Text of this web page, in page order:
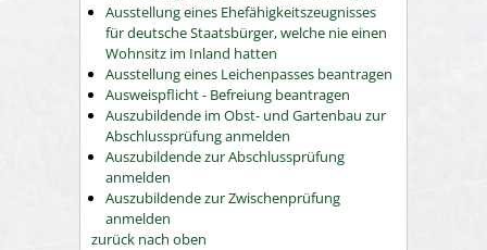
Ausstellung eines Ehefähigkeitszeugnisses
für deutsche Staatsbürger, welche nie einen
Wohnsitz im Inland hatten
Ausstellung eines Leichenpasses beantragen
Ausweispflicht - Befreiung beantragen
Auszubildende im Obst- und Gartenbau zur
Abschlussprüfung anmelden
Auszubildende zur Abschlussprüfung
anmelden
Auszubildende zur Zwischenprüfung
anmelden
zurück nach oben